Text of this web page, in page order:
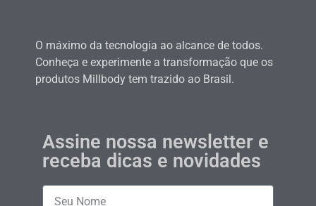
O máximo da tecnologia ao alcance de todos.
Conheça e experimente a transformação que os
produtos Millbody tem trazido ao Brasil.
Assine nossa newsletter e
receba dicas e novidades